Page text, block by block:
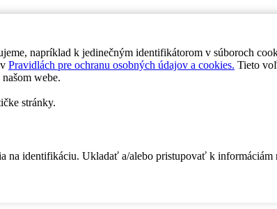
napríklad k jedinečným identifikátorom v súboroch
Pravidlách pre ochranu osobných údajov a cookies. Tieto
webe.
stránky.
identifikáciu. Ukladať a/alebo pristupovať k informáciám